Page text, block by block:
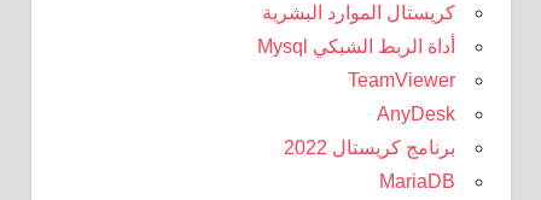
كريستال الموارد البشرية
أداة الربط الشبكي Mysql
TeamViewer
AnyDesk
برنامج كريستال 2022
MariaDB